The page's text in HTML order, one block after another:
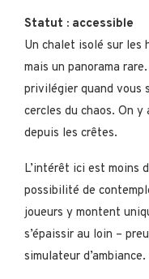
Statut : accessible
Un chalet isolé sur les
mais un panorama
privilégier quand vous
cercles du chaos. On
depuis les crêtes.
L’intérêt ici est moins
possibilité de
joueurs y montent
s’épaissir au loin –
simulateur d’ambiance.